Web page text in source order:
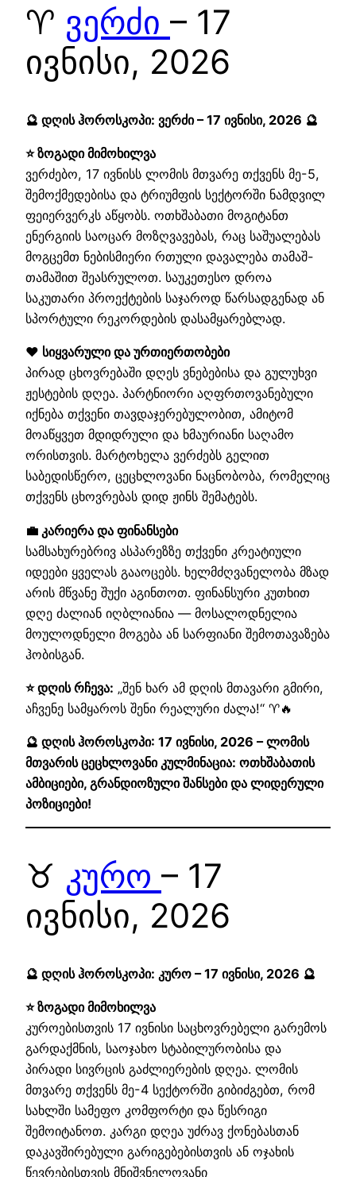
♈ ვერძი – 17
ივნისი, 2026
🔮 დღის ჰოროსკოპი: ვერძი – 17 ივნისი, 2026 🔮
⭐ ზოგადი მიმოხილვა
ვერძებო, 17 ივნისს ლომის მთვარე თქვენს მე-5,
შემოქმედებისა და ტრიუმფის სექტორში ნამდვილ
ფეიერვერკს აწყობს. ოთხშაბათი მოგიტანთ
ენერგიის საოცარ მოზღვავებას, რაც საშუალებას
მოგცემთ ნებისმიერი რთული დავალება თამაშ-
თამაშით შეასრულოთ. საუკეთესო დროა
საკუთარი პროექტების საჯაროდ წარსადგენად ან
სპორტული რეკორდების დასამყარებლად.
❤️ სიყვარული და ურთიერთობები
პირად ცხოვრებაში დღეს ვნებებისა და გულუხვი
ჟესტების დღეა. პარტნიორი აღფრთოვანებული
იქნება თქვენი თავდაჯერებულობით, ამიტომ
მოაწყვეთ მდიდრული და ხმაურიანი საღამო
ორისთვის. მარტოხელა ვერძებს გელით
საბედისწერო, ცეცხლოვანი ნაცნობობა, რომელიც
თქვენს ცხოვრებას დიდ ჟინს შემატებს.
💼 კარიერა და ფინანსები
სამსახურებრივ ასპარეზზე თქვენი კრეატიული
იდეები ყველას გააოცებს. ხელმძღვანელობა მზად
არის მწვანე შუქი აგინთოთ. ფინანსური კუთხით
დღე ძალიან იღბლიანია — მოსალოდნელია
მოულოდნელი მოგება ან სარფიანი შემოთავაზება
ჰობისგან.
⭐ დღის რჩევა: „შენ ხარ ამ დღის მთავარი გმირი,
აჩვენე სამყაროს შენი რეალური ძალა!“ ♈🔥
🔮 დღის ჰოროსკოპი: 17 ივნისი, 2026 – ლომის
მთვარის ცეცხლოვანი კულმინაცია: ოთხშაბათის
ამბიციები, გრანდიოზული შანსები და ლიდერული
პოზიციები!
♉ კურო – 17
ივნისი, 2026
🔮 დღის ჰოროსკოპი: კურო – 17 ივნისი, 2026 🔮
⭐ ზოგადი მიმოხილვა
კუროებისთვის 17 ივნისი საცხოვრებელი გარემოს
გარდაქმნის, საოჯახო სტაბილურობისა და
პირადი სივრცის გაძლიერების დღეა. ლომის
მთვარე თქვენს მე-4 სექტორში გიბიძგებთ, რომ
სახლში სამეფო კომფორტი და წესრიგი
შემოიტანოთ. კარგი დღეა უძრავ ქონებასთან
დაკავშირებული გარიგებებისთვის ან ოჯახის
წევრებისთვის მნიშვნელოვანი